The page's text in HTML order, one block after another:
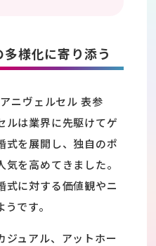
様化に寄り添う
ニヴェルセル 表参
ルは業界に先駆けてゲ
式を展開し、独自のポ
を高めてきました。
式に対する価値観やニ
です。
ジュアル、アットホー